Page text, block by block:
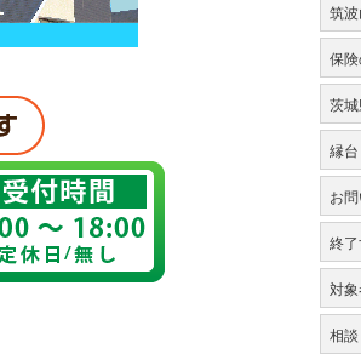
筑
保
茨
縁台
お
終
対
相談